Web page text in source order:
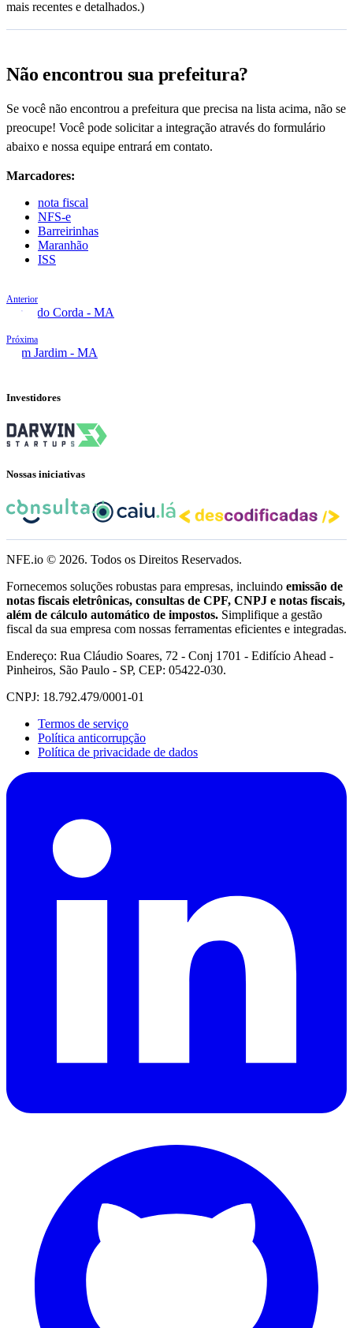
mais recentes e detalhados.)
Não encontrou sua prefeitura?
Se você não encontrou a prefeitura que precisa na lista acima, não se
preocupe! Você pode solicitar a integração através do formulário
abaixo e nossa equipe entrará em contato.
Marcadores:
nota fiscal
NFS-e
Barreirinhas
Maranhão
ISS
Anterior
Barra do Corda - MA
Próxima
Bom Jardim - MA
Investidores
Nossas iniciativas
NFE.io © 2026. Todos os Direitos Reservados.
Fornecemos soluções robustas para empresas, incluindo emissão de
notas fiscais eletrônicas, consultas de CPF, CNPJ e notas fiscais,
além de cálculo automático de impostos. Simplifique a gestão
fiscal da sua empresa com nossas ferramentas eficientes e integradas.
Endereço: Rua Cláudio Soares, 72 - Conj 1701 - Edifício Ahead -
Pinheiros, São Paulo - SP, CEP: 05422-030.
CNPJ: 18.792.479/0001-01
Termos de serviço
Política anticorrupção
Política de privacidade de dados